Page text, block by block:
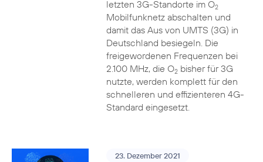
letzten 3G-Standorte im O2
Mobilfunknetz abschalten und
damit das Aus von UMTS (3G) in
Deutschland besiegeln. Die
freigewordenen Frequenzen bei
2.100 MHz, die O2bisher für 3G
nutzte, werden komplett für den
schnelleren und effizienteren 4G-
Standard eingesetzt.
23. Dezember 2021